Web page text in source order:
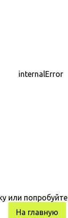
или
На главную